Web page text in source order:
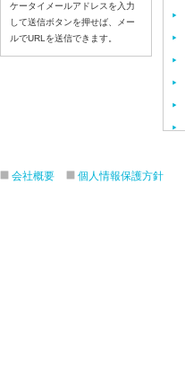
ケータイメールアドレスを入力
して送信ボタンを押せば、メー
ルでURLを送信できます。
会社概要 個人情報保護方針